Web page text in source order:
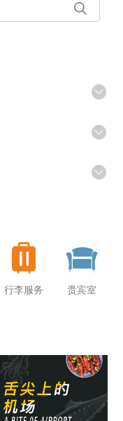
行李服务 贵宾室